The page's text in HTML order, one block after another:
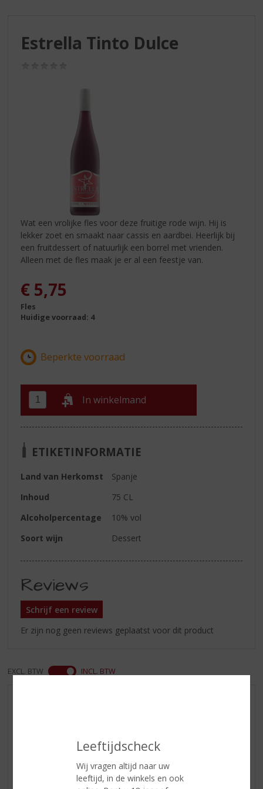
Leeftijdscheck
Wij vragen altijd naar uw
leeftijd, in de winkels en ook
Estrella Tinto Dulce
Wat een vrolijke fles voor deze fruitige rode wijn. Hij is
lekker zoet en smaakt naar cassis en aardbei. Heerlijk bij
een fruitdessert of natuurlijk een borrel met vrienden.
Alleen met de fles maak je er al een feestje van.
€ 5,75
Fles
Huidige voorraad: 4
In winkelmand
ETIKETINFORMATIE
Land van Herkomst
Spanje
Inhoud
75 CL
Alcoholpercentage
10% vol
Soort wijn
Dessert
Reviews
Schrijf een review
Er zijn nog geen reviews geplaatst voor dit product
EXCL. BTW INCL. BTW
RUM VAN DE MAAND
BIER VAN DE MAAND